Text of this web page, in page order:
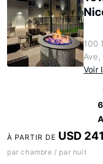
100
Voir
À PARTIR DE USD 241
par chambre / par nuit